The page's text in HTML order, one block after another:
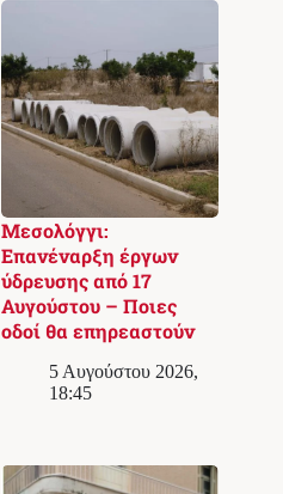
Μεσολόγγι:
Επανέναρξη έργων
ύδρευσης από 17
Αυγούστου – Ποιες
οδοί θα επηρεαστούν
5 Αυγούστου 2026,
18:45